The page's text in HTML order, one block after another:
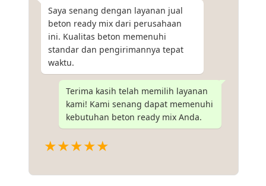
Saya senang dengan layanan jual
beton ready mix dari perusahaan
ini. Kualitas beton memenuhi
standar dan pengirimannya tepat
waktu.
Terima kasih telah memilih layanan
kami! Kami senang dapat memenuhi
kebutuhan beton ready mix Anda.
★★★★★